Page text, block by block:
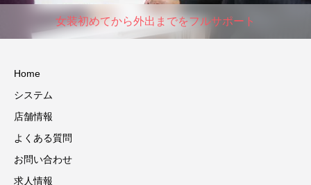
女装初めてから外出までをフルサポート
Home
システム
店舗情報
よくある質問
お問い合わせ
求人情報